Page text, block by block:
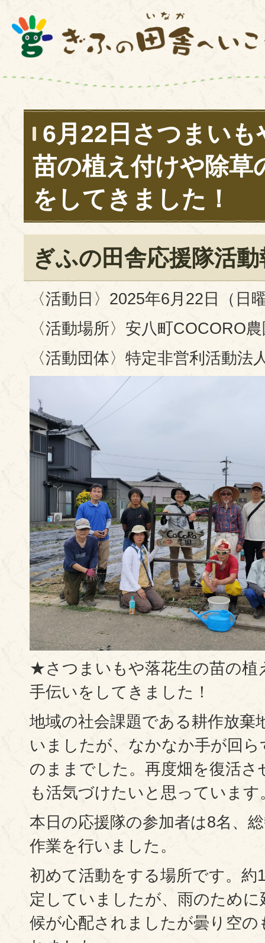
6月22日さつまいも
苗の植え付けや除草
をしてきました！
ぎふの田舎応援隊活動
〈活動日〉2025年6月22日（日
〈活動場所〉安八町COCORO
〈活動団体〉特定非営利活動法
★さつまいもや落花生の苗の植
手伝いをしてきました！
地域の社会課題である耕作放棄
いましたが、なかなか手が回
のままでした。再度畑を復活さ
も活気づけたいと思っています
本日の応援隊の参加者は8名、
作業を行いました。
初めて活動をする場所です。約
定していましたが、雨のために
候が心配されましたが曇り空の